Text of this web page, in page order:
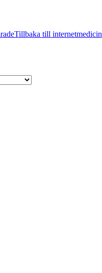
Tillbaka till internetmedicin